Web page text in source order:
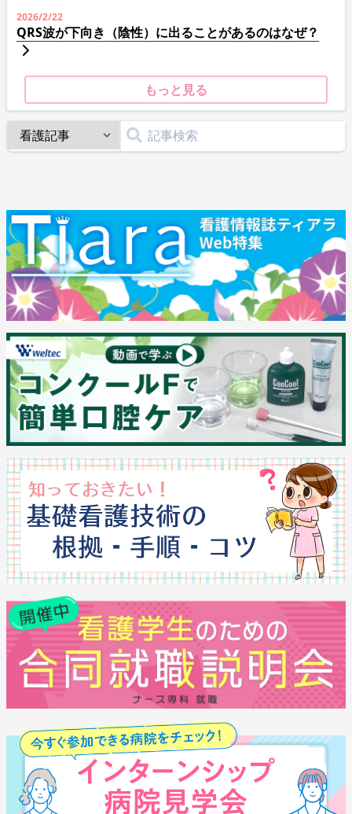
2026/2/22
QRS波が下向き（陰性）に出ることがあるのはなぜ？
もっと見る